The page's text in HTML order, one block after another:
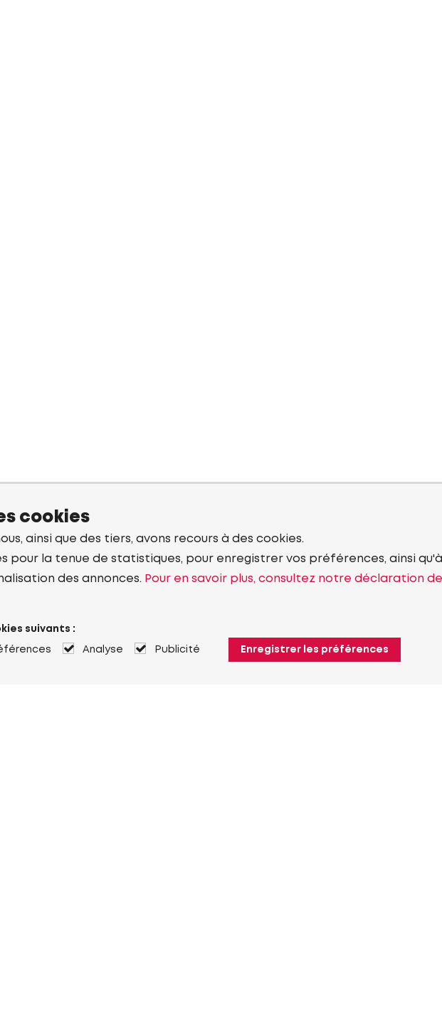
cookies
ainsi que des tiers, avons recours à des cookies.
pour la tenue de statistiques, pour enregistrer vos préférences, ainsi
des annonces. Pour en savoir plus, consultez notre déclaration de
suivants :
Analyse Publicité Enregistrer les préférences